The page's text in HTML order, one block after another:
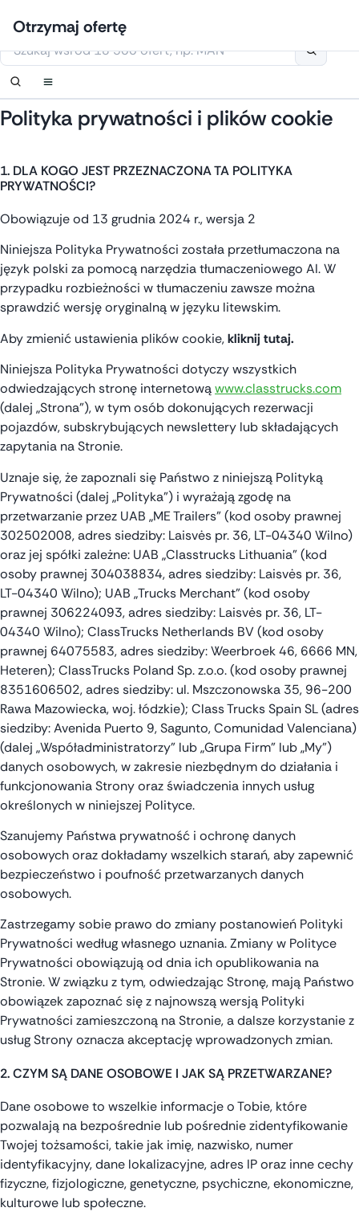
do
treści
Polityka prywatności i plików cookie
1. DLA KOGO JEST PRZEZNACZONA TA POLITYKA
PRYWATNOŚCI?
Obowiązuje od 13 grudnia 2024 r., wersja 2
Niniejsza Polityka Prywatności została przetłumaczona na
język polski za pomocą narzędzia tłumaczeniowego AI. W
przypadku rozbieżności w tłumaczeniu zawsze można
sprawdzić wersję oryginalną w języku litewskim.
Aby zmienić ustawienia plików cookie,kliknij tutaj.
Niniejsza Polityka Prywatności dotyczy wszystkich
odwiedzających stronę internetowąwww.classtrucks.com
(dalej „Strona”), w tym osób dokonujących rezerwacji
pojazdów, subskrybujących newslettery lub składających
zapytania na Stronie.
Uznaje się, że zapoznali się Państwo z niniejszą Polityką
Prywatności (dalej „Polityka”) i wyrażają zgodę na
przetwarzanie przez UAB „ME Trailers” (kod osoby prawnej
302502008, adres siedziby: Laisvės pr. 36, LT-04340 Wilno)
oraz jej spółki zależne: UAB „Classtrucks Lithuania” (kod
osoby prawnej 304038834, adres siedziby: Laisvės pr. 36,
LT-04340 Wilno); UAB „Trucks Merchant” (kod osoby
prawnej 306224093, adres siedziby: Laisvės pr. 36, LT-
04340 Wilno); ClassTrucks Netherlands BV (kod osoby
prawnej 64075583, adres siedziby: Weerbroek 46, 6666 MN,
Heteren); ClassTrucks Poland Sp. z.o.o. (kod osoby prawnej
8351606502, adres siedziby: ul. Mszczonowska 35, 96-200
Rawa Mazowiecka, woj. łódzkie); Class Trucks Spain SL (adres
siedziby: Avenida Puerto 9, Sagunto, Comunidad Valenciana)
(dalej „Współadministratorzy” lub „Grupa Firm” lub „My”)
danych osobowych, w zakresie niezbędnym do działania i
funkcjonowania Strony oraz świadczenia innych usług
określonych w niniejszej Polityce.
Szanujemy Państwa prywatność i ochronę danych
osobowych oraz dokładamy wszelkich starań, aby zapewnić
bezpieczeństwo i poufność przetwarzanych danych
osobowych.
Zastrzegamy sobie prawo do zmiany postanowień Polityki
Prywatności według własnego uznania. Zmiany w Polityce
Prywatności obowiązują od dnia ich opublikowania na
Stronie. W związku z tym, odwiedzając Stronę, mają Państwo
obowiązek zapoznać się z najnowszą wersją Polityki
Prywatności zamieszczoną na Stronie, a dalsze korzystanie z
usług Strony oznacza akceptację wprowadzonych zmian.
2. CZYM SĄ DANE OSOBOWE I JAK SĄ PRZETWARZANE?
Dane osobowe to wszelkie informacje o Tobie, które
pozwalają na bezpośrednie lub pośrednie zidentyfikowanie
Twojej tożsamości, takie jak imię, nazwisko, numer
identyfikacyjny, dane lokalizacyjne, adres IP oraz inne cechy
fizyczne, fizjologiczne, genetyczne, psychiczne, ekonomiczne,
kulturowe lub społeczne.
Zaloguj się
Ustaw powiadomienie
Niniejsza strona korzysta z plików cookie
Skontaktuj się z nami
Zamówić oddzwonienie
Otrzymaj ofertę
Ustaw powiadomienie